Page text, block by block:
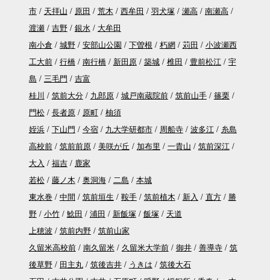
市
天拝山 原田 荒木 西牟田 羽犬塚 瀬高
南瀬高
渡瀬
吉野 銀水
大牟田
南小倉
城野 安部山公園 下曽根 朽網 苅田
小波瀬西
工大前
行橋 南行橋 新田原 築城 椎田 豊前松江
宇
島
三毛門
吉富
桂川
筑前大分 九郎原 城戸南蔵院前 筑前山手
篠栗
門松
長者原 原町
柚須
姪浜
下山門 今宿 九大学研都市 周船寺 波多江
糸島
高校前
筑前前原 美咲が丘 加布里 一貴山
筑前深江
大入
福吉
鹿家
若松
藤ノ木 奥洞海 二島
本城
東水巻
中間 筑前垣生 鞍手 筑前植木 新入 直方
勝
野
小竹 鯰田 浦田 新飯塚 飯塚
天道
上穂波
筑前内野
筑前山家
久留米高校前
南久留米 久留米大学前 御井 善導寺
筑
後草野
田主丸 筑後吉井 うきは
筑後大石